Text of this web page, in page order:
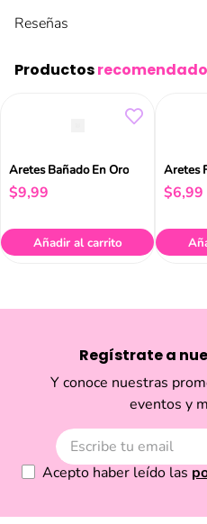
Reseñas
Productos
Aretes Bañado En Oro
$9,99
Añadir al carrito
Aretes
$6,99
Regístrate a
Y conoce nuestras
eventos y
Acepto haber leído las